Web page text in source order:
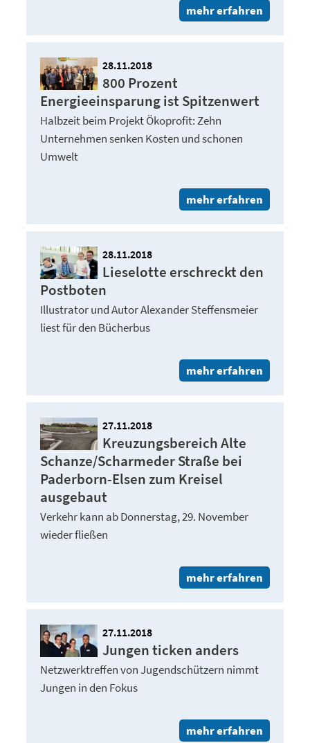
mehr erfahren
28.11.2018
800 Prozent
Energieeinsparung ist Spitzenwert
Halbzeit beim Projekt Ökoprofit: Zehn
Unternehmen senken Kosten und schonen
Umwelt
mehr erfahren
28.11.2018
Lieselotte erschreckt den
Postboten
Illustrator und Autor Alexander Steffensmeier
liest für den Bücherbus
mehr erfahren
27.11.2018
Kreuzungsbereich Alte
Schanze/Scharmeder Straße bei
Paderborn-Elsen zum Kreisel
ausgebaut
Verkehr kann ab Donnerstag, 29. November
wieder fließen
mehr erfahren
27.11.2018
Jungen ticken anders
Netzwerktreffen von Jugendschützern nimmt
Jungen in den Fokus
mehr erfahren